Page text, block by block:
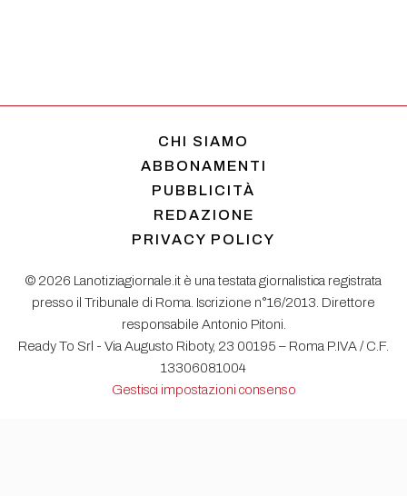
CHI SIAMO
ABBONAMENTI
PUBBLICITÀ
REDAZIONE
PRIVACY POLICY
© 2026 Lanotiziagiornale.it è una testata giornalistica registrata
presso il Tribunale di Roma. Iscrizione n°16/2013. Direttore
responsabile Antonio Pitoni.
Ready To Srl - Via Augusto Riboty, 23 00195 – Roma P.IVA / C.F.
13306081004
Gestisci impostazioni consenso